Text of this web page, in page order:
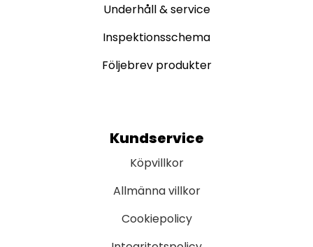
Underhåll & service
Inspektionsschema
Följebrev produkter
Kundservice
Köpvillkor
Allmänna villkor
Cookiepolicy